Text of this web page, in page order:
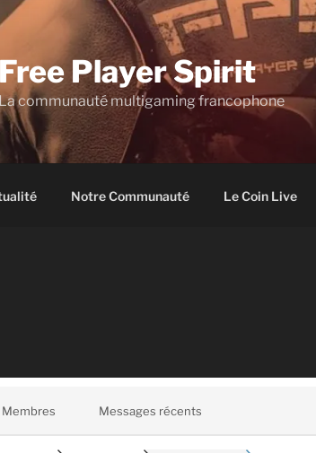
Free Player Spirit
La communauté multigaming francophone
Notre Communauté Le Coin Live
Membres Messages récents